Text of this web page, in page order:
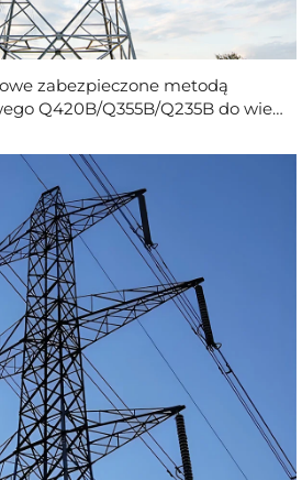
zabezpieczone metodą
Q420B/Q355B/Q235B do wież